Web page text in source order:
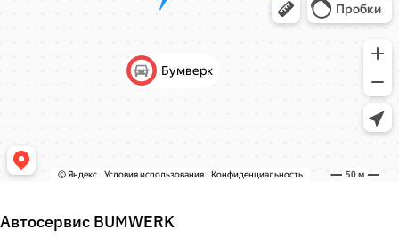
Автосервис BUMWERK